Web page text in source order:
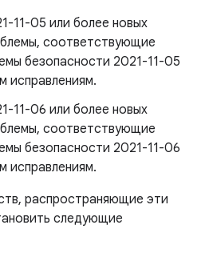
11-05 или более новых
соответствующие
безопасности 2021-11-05
исправлениям.
11-06 или более новых
соответствующие
безопасности 2021-11-06
исправлениям.
распространяющие эти
следующие